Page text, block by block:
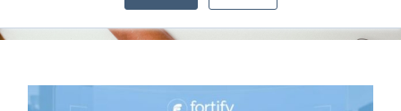
Nos clients